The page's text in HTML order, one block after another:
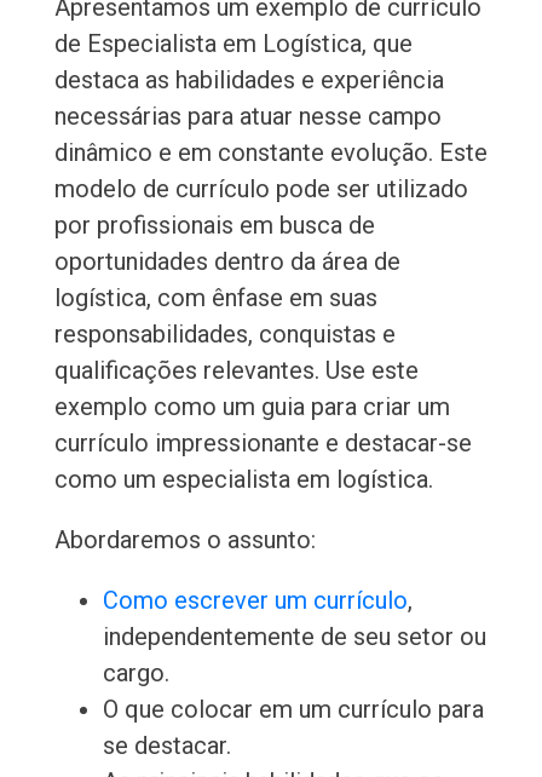
Apresentamos um exemplo de currículo
de Especialista em Logística, que
destaca as habilidades e experiência
necessárias para atuar nesse campo
dinâmico e em constante evolução. Este
modelo de currículo pode ser utilizado
por profissionais em busca de
oportunidades dentro da área de
logística, com ênfase em suas
responsabilidades, conquistas e
qualificações relevantes. Use este
exemplo como um guia para criar um
currículo impressionante e destacar-se
como um especialista em logística.
Abordaremos o assunto:
Como escrever um currículo,
independentemente de seu setor ou
cargo.
O que colocar em um currículo para
se destacar.